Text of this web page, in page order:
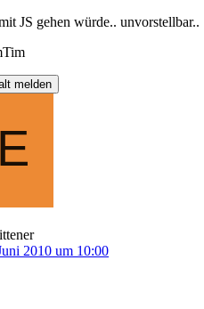
JS gehen würde.. unvorstellbar..
melden
2010 um 10:00